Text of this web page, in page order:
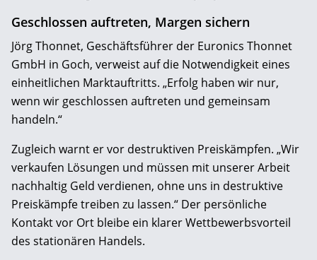
Geschlossen auftreten, Margen sichern
Jörg Thonnet, Geschäftsführer der Euronics Thonnet
GmbH in Goch, verweist auf die Notwendigkeit eines
einheitlichen Marktauftritts. „Erfolg haben wir nur,
wenn wir geschlossen auftreten und gemeinsam
handeln.“
Zugleich warnt er vor destruktiven Preiskämpfen. „Wir
verkaufen Lösungen und müssen mit unserer Arbeit
nachhaltig Geld verdienen, ohne uns in destruktive
Preiskämpfe treiben zu lassen.“ Der persönliche
Kontakt vor Ort bleibe ein klarer Wettbewerbsvorteil
des stationären Handels.